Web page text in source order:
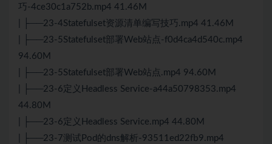
巧-4ce30c1a752b.mp4 41.46M
| ├──23-4Statefulset资源清单编写技巧.mp4 41.46M
| ├──23-5Statefulset部署 Web站点-f0d4ca4d540c.mp4
94.60M
| ├──23-5Statefulset部署 Web站点.mp4 94.60M
| ├──23-6定义Headless Service-a44a50798353.mp4
44.80M
| ├──23-6定义Headless Service.mp4 44.80M
| ├──23-7测试Pod的dns解析-93511ed22fb9.mp4